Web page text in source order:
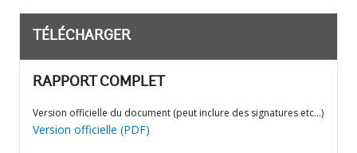
TÉLÉCHARGER
RAPPORT COMPLET
Version officielle du document (peut inclure des signatures etc…)
Version officielle (PDF)